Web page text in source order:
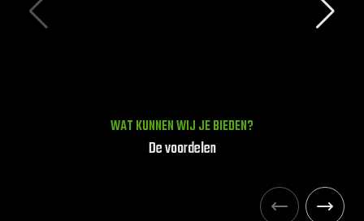
WAT KUNNEN WIJ JE BIEDEN?
De voordelen